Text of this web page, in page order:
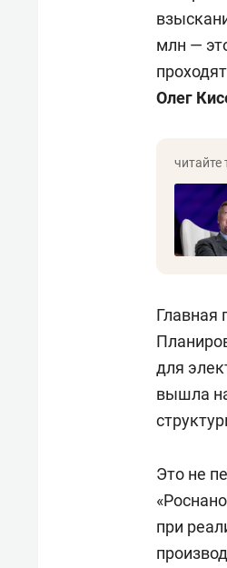
млн —
Олег
Главная
для
вышла
Это не
при